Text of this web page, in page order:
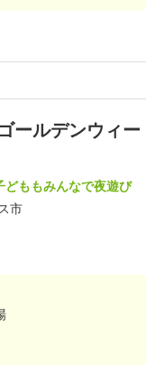
ールデンウィー
ももみんなで夜遊び
市